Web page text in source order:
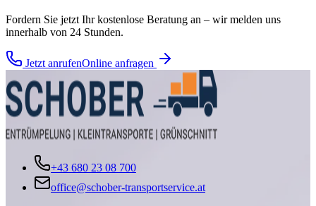
Fordern Sie jetzt Ihr kostenlose Beratung an – wir melden uns
innerhalb von 24 Stunden.
Jetzt anrufenOnline anfragen
+43 680 23 08 700
office@schober-transportservice.at